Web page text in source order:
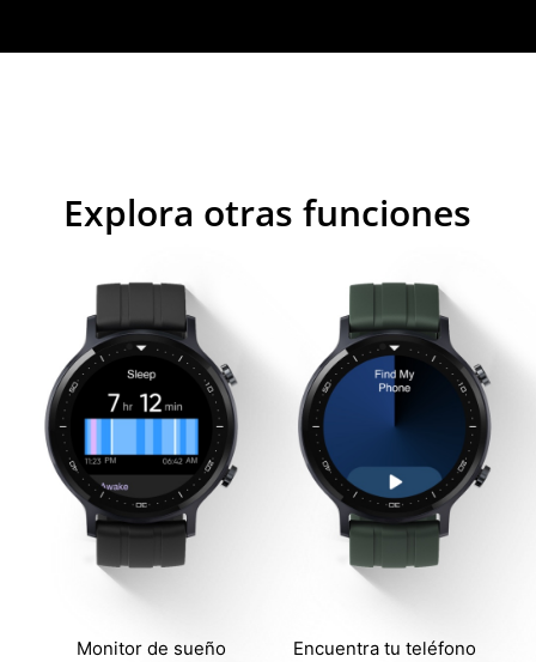
Explora otras funciones
Monitor de sueño Encuentra tu teléfono